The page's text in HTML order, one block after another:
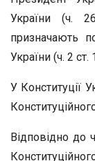
України (ч.
призначають
України (ч. 2 ст.
У Конституції
Відповідно до